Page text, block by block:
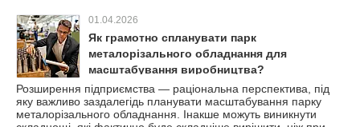
01.04.2026
Як грамотно спланувати парк
металорізального обладнання для
масштабування виробництва?
Розширення підприємства — раціональна перспектива, під
яку важливо заздалегідь планувати масштабування парку
металорізального обладнання. Інакше можуть виникнути